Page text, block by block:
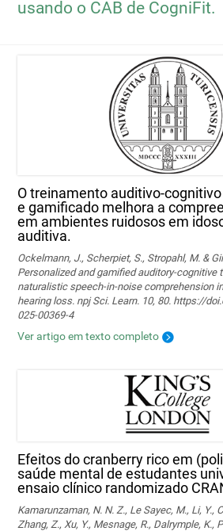
usando o CAB de CogniFit.
O treinamento auditivo-
e gamificado melhora a
em ambientes ruidosos em
auditiva.
Ockelmann, J., Scherpiet, S., Stropahl, M. &
Personalized and gamified auditory-cognitive
naturalistic speech-in-noise comprehension
hearing loss. npj Sci. Learn. 10, 80. https://
025-00369-4
Ver artigo em texto completo
Efeitos do cranberry rico em
saúde mental de estudantes
ensaio clínico randomizado
Kamarunzaman, N. N. Z., Le Sayec, M., Li, Y.,
Zhang, Z., Xu, Y., Mesnage, R., Dalrymple, K.,